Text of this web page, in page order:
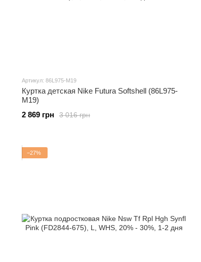
Артикул: 86L975-M19
Куртка детская Nike Futura Softshell (86L975-
M19)
3 016 грн
2 869 грн
−27%